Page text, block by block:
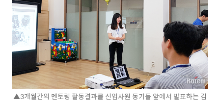
▲3개월간의 멘토링 활동결과를 신입사원 동기들 앞에서 발표하는 김